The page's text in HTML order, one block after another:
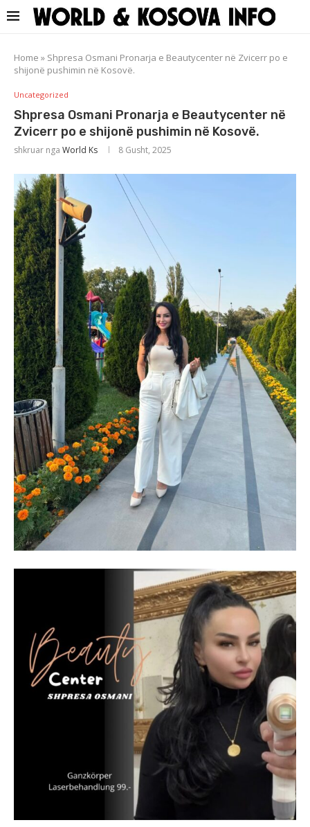
Home » Shpresa Osmani Pronarja e Beautycenter në Zvicerr po e
shijonë pushimin në Kosovë.
Uncategorized
Shpresa Osmani Pronarja e Beautycenter në
Zvicerr po e shijonë pushimin në Kosovë.
shkruar nga World Ks 8 Gusht, 2025